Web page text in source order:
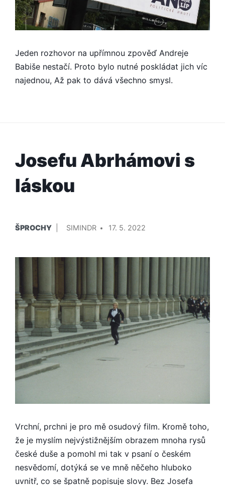
Jeden rozhovor na upřímnou zpověď Andreje
Babiše nestačí. Proto bylo nutné poskládat jich víc
najednou, Až pak to dává všechno smysl.
Josefu Abrhámovi s
láskou
V
ŠPROCHY
SIMINDR
17. 5. 2022
Vrchní, prchni je pro mě osudový film. Kromě toho,
že je myslím nejvýstižnějším obrazem mnoha rysů
české duše a pomohl mi tak v psaní o českém
nesvědomí, dotýká se ve mně něčeho hluboko
uvnitř, co se špatně popisuje slovy. Bez Josefa